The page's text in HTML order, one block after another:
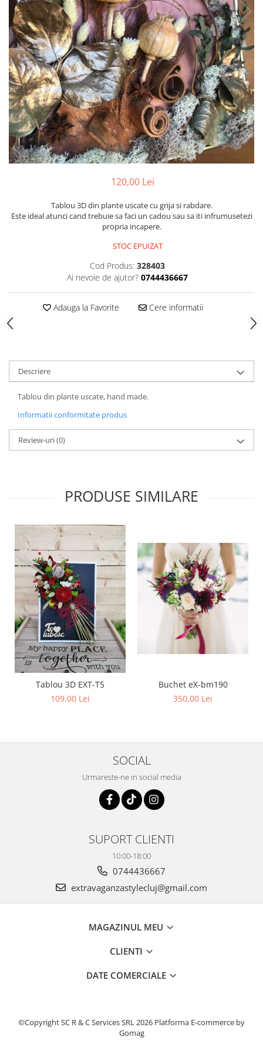
Pachete marturii
Pungi si cutii prajituri
Sticle si borcane
Cutii flori de hartie
Cutii flori de sapun
Cutii flori mixte
Cutii LUX
Aranjamente tematice
2025 Craciun
1 Martie
2020 Craciun si Anul Nou
2021 Crăciun
2022 Crăciun
Toamna și Halloween
HOME & OFFICE Deco
120,00 Lei
Tablou 3D din plante uscate cu grija si rabdare.
Este ideal atunci cand trebuie sa faci un cadou sau sa iti infrumusetezi
propria incapere.
STOC EPUIZAT
Cod Produs: 328403
Ai nevoie de ajutor? 0744436667
Adauga la Favorite Cere informatii
Descriere
Tablou din plante uscate, hand made.
Informatii conformitate produs
Review-uri(0)
PRODUSE SIMILARE
Tablou 3D EXT-T5
109,00 Lei
Buchet eX-bm190
350,00 Lei
SOCIAL
Urmareste-ne in social media
SUPORT CLIENTI
10:00-18:00
0744436667
extravaganzastylecluj@gmail.com
MAGAZINUL MEU
CLIENTI
DATE COMERCIALE
©Copyright SC R & C Services SRL 2026 Platforma E-commerce by
Gomag